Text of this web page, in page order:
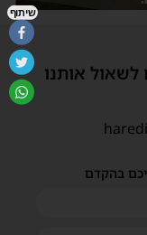
לשאול אותנו
בהקדם
שיתוף